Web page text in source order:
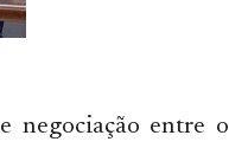
negociação entre o